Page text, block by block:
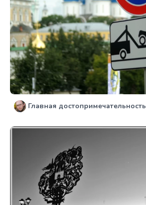
Главная достопримечательность